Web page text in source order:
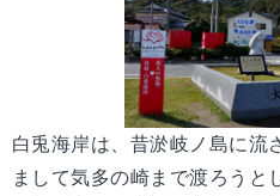
白兎海岸は、昔淤岐ノ島に流
まして気多の崎まで渡ろうと